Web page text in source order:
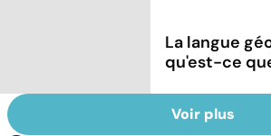
La langue
qu'est-ce
Voir plus